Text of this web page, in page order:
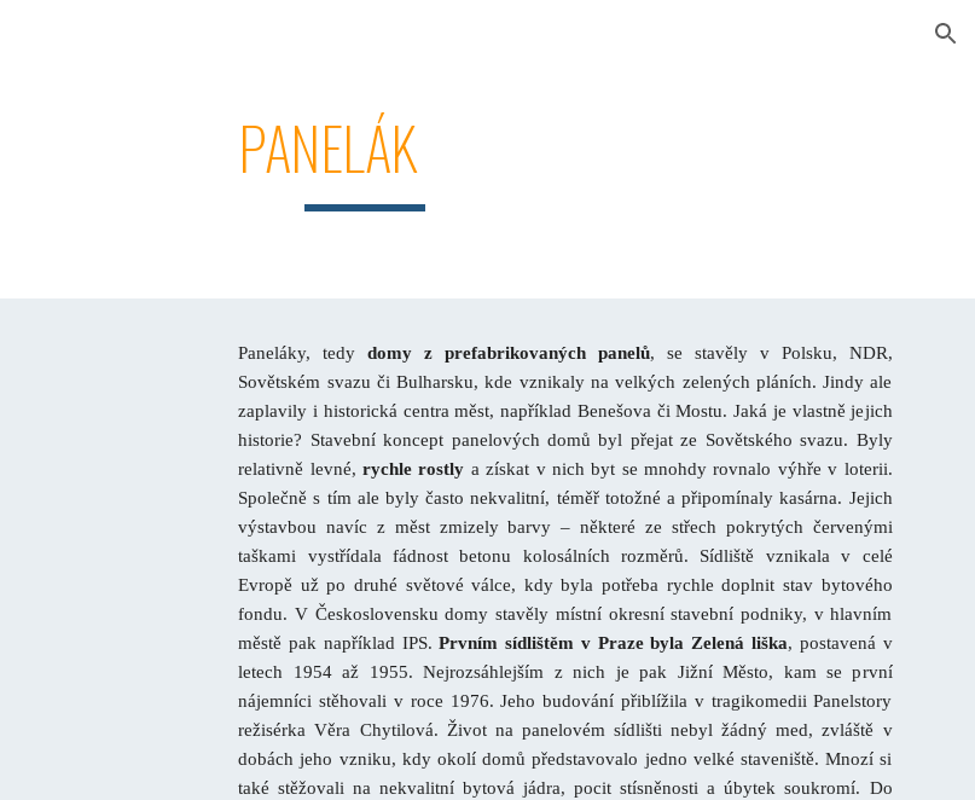
PANELÁK
Paneláky, tedydomy z prefabrikovaných panelů, se stavěly v Polsku, NDR,
Sovětském svazu či Bulharsku, kde vznikaly na velkých zelených pláních. Jindy ale
zaplavily i historická centra měst, například Benešova či Mostu. Jaká je vlastně jejich
historie? Stavební koncept panelových domů byl přejat ze Sovětského svazu. Byly
relativně levné,rychle rostly a získat v nich byt se mnohdy rovnalo výhře v loterii.
Společně s tím ale byly často nekvalitní, téměř totožné a připomínaly kasárna. Jejich
výstavbou navíc z měst zmizely barvy – některé ze střech pokrytých červenými
taškami vystřídala fádnost betonu kolosálních rozměrů. Sídliště vznikala v celé
Evropě už po druhé světové válce, kdy byla potřeba rychle doplnit stav bytového
fondu. V Československu domy stavěly místní okresní stavební podniky, v hlavním
městě pak například IPS.Prvním sídlištěm v Praze byla Zelená liška, postavená v
letech 1954 až 1955. Nejrozsáh­lejším z nich je pak Jižní Město, kam se první
nájemníci stěhovali v roce 1976. Jeho budování přiblížila v tragikomedii Panelstory
režisérka Věra Chytilová. Život na panelovém sídlišti nebyl žádný med, zvláště v
dobách jeho vzniku, kdy okolí domů představovalo jedno velké staveniště. Mnozí si
také stěžovali na nekvalitní bytová jádra, pocit stísněnosti a úbytek soukromí. Do